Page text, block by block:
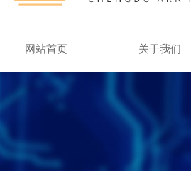
网站首页 关于我们